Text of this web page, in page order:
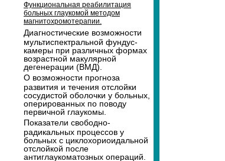
Функциональная реабилитация
больных глаукомой методом
магнитохромотерапии.
Диагностические возможности
мультиспектральной фундус-
камеры при различных формах
возрастной макулярной
дегенерации (ВМД).
О возможности прогноза
развития и течения отслойки
сосудистой оболочки у больных,
оперированных по поводу
первичной глаукомы.
Показатели свободно-
радикальных процессов у
больных с циклохориоидальной
отслойкой после
антиглаукоматозных операций.